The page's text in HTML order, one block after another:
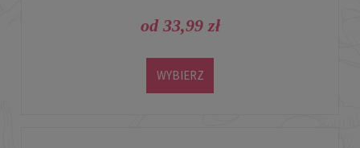
od 33,99 zł
WYBIERZ